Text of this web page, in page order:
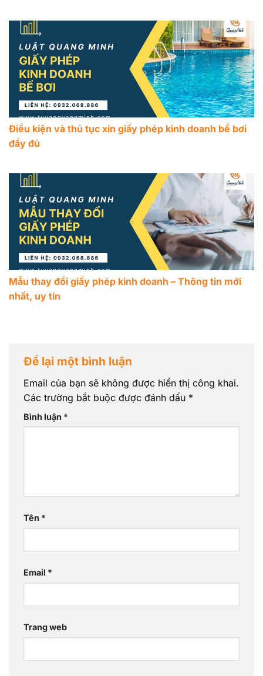
Điều kiện và thủ tục xin giấy phép kinh doanh bể bơi
đầy đủ
Mẫu thay đổi giấy phép kinh doanh – Thông tin mới
nhất, uy tín
Để lại một bình luận
Email của bạn sẽ không được hiển thị công khai.
Các trường bắt buộc được đánh dấu *
Bình luận *
Tên *
Email *
Trang web